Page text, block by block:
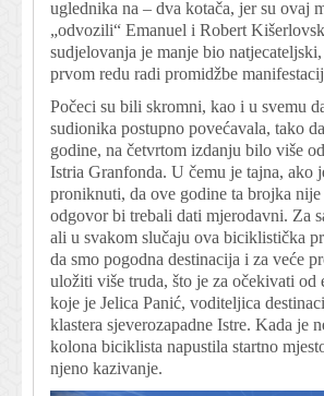
uglednika na – dva kotača, jer su ovaj
„odvozili“ Emanuel i Robert
sudjelovanja je manje bio
prvom redu radi promidžbe
Počeci su bili skromni, kao i u svemu
sudionika postupno povećavala, tako
godine, na četvrtom izdanju bilo više
Istria Granfonda. U čemu je tajna, ako
proniknuti, da ove godine ta brojka nije
odgovor bi trebali dati mjerodavni. Za
ali u svakom slučaju ova biciklistička
da smo pogodna destinacija i za veće
uložiti više truda, što je za očekivati od
koje je Jelica Panić, voditeljica
klastera sjeverozapadne Istre. Kada je
kolona biciklista napustila startno
njeno kazivanje.